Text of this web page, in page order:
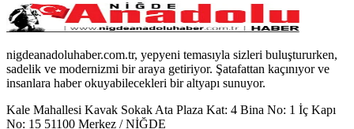
nigdeanadoluhaber.com.tr, yepyeni temasıyla sizleri buluştururken,
sadelik ve modernizmi bir araya getiriyor. Şatafattan kaçınıyor ve
insanlara haber okuyabilecekleri bir altyapı sunuyor.
Kale Mahallesi Kavak Sokak Ata Plaza Kat: 4 Bina No: 1 İç Kapı
No: 15 51100 Merkez / NİĞDE